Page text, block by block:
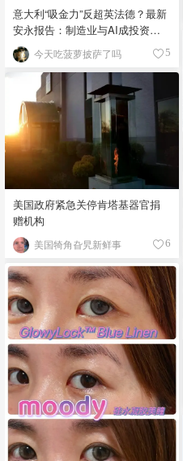
意大利“吸金力”反超英法德？最新
安永报告：制造业与AI成投资新
宠！ 今天吃菠萝披萨了吗 5
美国政府紧急关停肯塔基器官捐
赠机构
美国犄角旮旯新鲜事 6